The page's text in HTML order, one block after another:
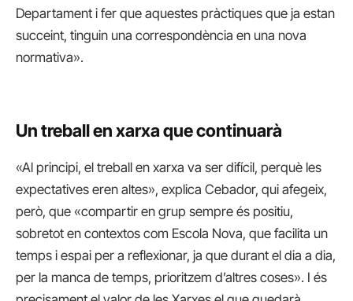
Departament i fer que aquestes pràctiques que ja estan
succeint, tinguin una correspondència en una nova
normativa».
Un treball en xarxa que continuarà
«Al principi, el treball en xarxa va ser difícil, perquè les
expectatives eren altes», explica Cebador, qui afegeix,
però, que «compartir en grup sempre és positiu,
sobretot en contextos com Escola Nova, que facilita un
temps i espai per a reflexionar, ja que durant el dia a dia,
per la manca de temps, prioritzem d’altres coses». I és